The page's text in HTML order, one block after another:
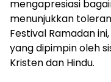
mengapresiasi
menunjukkan
Festival Ramadan
yang dipimpin oleh
Kristen dan Hindu.